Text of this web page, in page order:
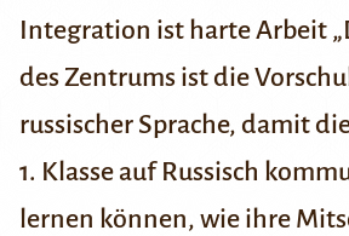
Integration ist harte Arbeit
des Zentrums ist die
russischer Sprache, damit
1. Klasse auf Russisch
lernen können, wie ihre